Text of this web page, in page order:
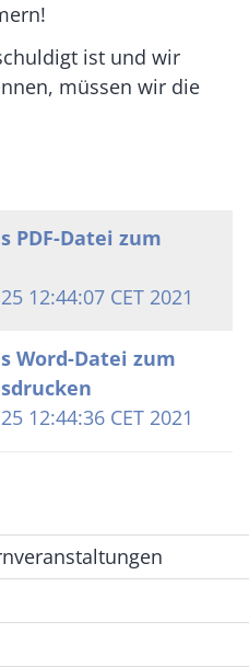
ist und wir
müssen wir die
PDF-Datei zum
12:44:07 CET 2021
Word-Datei zum
12:44:36 CET 2021